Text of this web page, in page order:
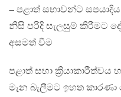
– පළාත් සභාවන්ට
නිසි පරිදි සැලසුම් කිරීමට
අසමත් වීම
පළාත් සභා ක්‍රියාකාරීත්වය
මැන බැලීමට ඉහත